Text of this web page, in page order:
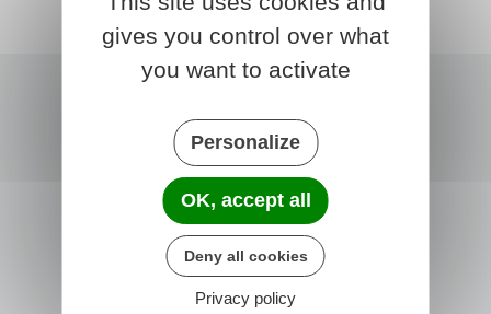
TRÉGLAMUS
gives you control over what
you want to activate
Personalize
OK, accept all
Deny all cookies
Privacy policy